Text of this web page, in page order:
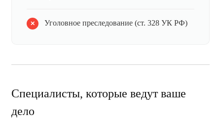
Уголовное преследование (ст. 328 УК РФ)
Специалисты, которые ведут ваше
дело